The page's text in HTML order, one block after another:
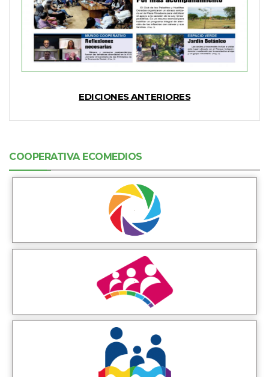
EDICIONES ANTERIORES
COOPERATIVA ECOMEDIOS